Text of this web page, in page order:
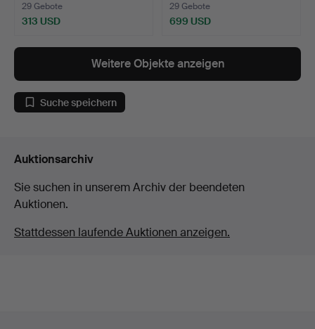
29 Gebote
313 USD
29 Gebote
699 USD
Weitere Objekte anzeigen
Suche speichern
Auktionsarchiv
Sie suchen in unserem Archiv der beendeten
Auktionen.
Stattdessen laufende Auktionen anzeigen.